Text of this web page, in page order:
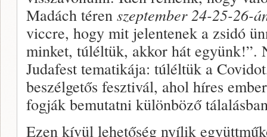
Madách téren szeptember 24-25-26-
viccre, hogy mit jelentenek a zsidó
minket, túléltük, akkor hát együnk!”.
Judafest tematikája: túléltük a
beszélgetős fesztivál, ahol híres
fogják bemutatni különböző
Ezen kívül lehetőség nyílik